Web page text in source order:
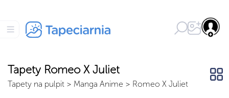
Tapety Romeo X Juliet
Tapety na pulpit > Manga Anime > Romeo X Juliet